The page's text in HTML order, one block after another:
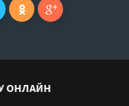
ОНЛАЙН